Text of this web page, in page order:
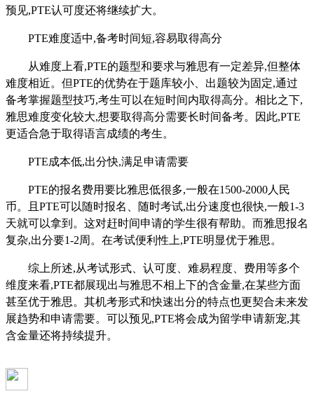
预见,PTE认可度还将继续扩大。
PTE难度适中,备考时间短,容易取得高分
从难度上看,PTE的题型和要求与雅思有一定差异,但整体
难度相近。但PTE的优势在于题库较小、出题较为固定,通过
备考掌握题型技巧,考生可以在短时间内取得高分。相比之下,
雅思难度变化较大,想要取得高分需要长时间备考。因此,PTE
更适合急于取得语言成绩的考生。
PTE成本低,出分快,满足申请需要
PTE的报名费用要比雅思低很多,一般在1500-2000人民
币。且PTE可以随时报名、随时考试,出分速度也很快,一般1-3
天就可以拿到。这对赶时间申请的学生很有帮助。而雅思报名
复杂,出分要1-2周。在考试便利性上,PTE明显优于雅思。
综上所述,从考试形式、认可度、难易程度、费用等多个
维度来看,PTE都展现出与雅思不相上下的含金量,在某些方面
甚至优于雅思。其机考形式和快速出分的特点也更契合未来发
展趋势和申请需要。可以预见,PTE将会成为留学申请新宠,其
含金量还将持续提升。